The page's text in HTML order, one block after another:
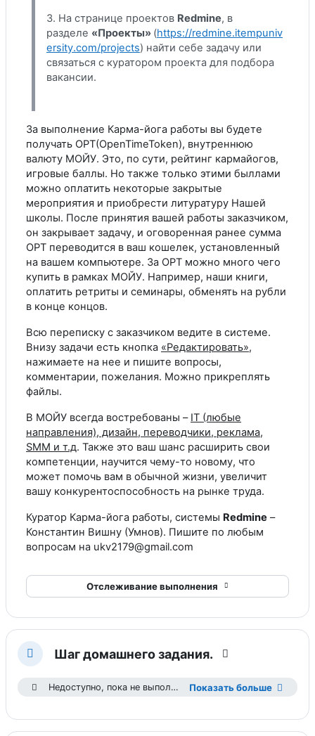
Отслеживание выполнения
3. На странице проектов Redmine, в
разделе «Проекты» (https://redmine.itempuniv
ersity.com/projects) найти себе задачу или
связаться с куратором проекта для подбора
вакансии.
За выполнение Карма-йога работы вы будете
получать OPT(OpenTimeToken), внутреннюю
валюту МОЙУ. Это, по сути, рейтинг кармайогов,
игровые баллы. Но также только этими быллами
можно оплатить некоторые закрытые
мероприятия и приобрести литуратуру Нашей
школы. После принятия вашей работы заказчиком,
он закрывает задачу, и оговоренная ранее сумма
ОРТ переводится в ваш кошелек, установленный
на вашем компьютере. За ОРТ можно много чего
купить в рамках МОЙУ. Например, наши книги,
оплатить ретриты и семинары, обменять на рубли
в конце концов.
Всю переписку с заказчиком ведите в системе.
Внизу задачи есть кнопка «Редактировать»,
нажимаете на нее и пишите вопросы,
комментарии, пожелания. Можно прикреплять
файлы.
В МОЙУ всегда востребованы – IT (любые
направления), дизайн, переводчики, реклама,
SMM и т.д. Также это ваш шанс расширить свои
компетенции, научится чему-то новому, что
может помочь вам в обычной жизни, увеличит
вашу конкурентоспособность на рынке труда.
Куратор Карма-йога работы, системы Redmine –
Константин Вишну (Умнов). Пишите по любым
вопросам на ukv2179@gmail.com
СвернутьШаг домашнего задания.
Показать больше
Недоступно, пока не выполнены условия: Вы получили больше необходимой оценки